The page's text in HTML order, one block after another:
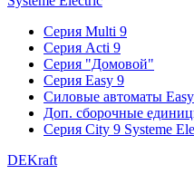
Серия Multi 9
Серия Acti 9
Серия "Домовой"
Серия Easy 9
Силовые автоматы
Доп. сборочные
Серия City 9 Systeme
DEKraft